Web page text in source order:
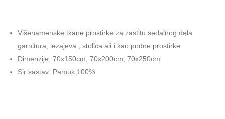
Višenamenske tkane prostirke za zastitu sedalnog dela
garnitura, lezajeva , stolica ali i kao podne prostirke
Dimenzije: 70x150cm, 70x200cm, 70x250cm
Sir sastav: Pamuk 100%